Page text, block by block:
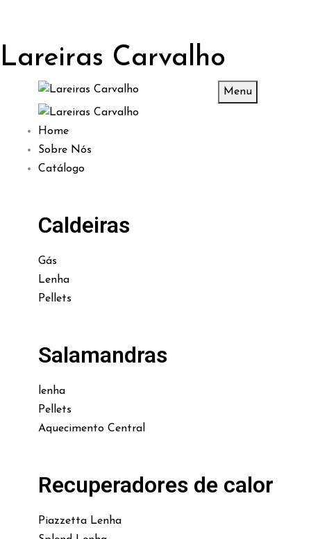
Lareiras Carvalho
Menu
Home
Sobre Nós
Catálogo
Caldeiras
Gás
Lenha
Pellets
Salamandras
lenha
Pellets
Aquecimento Central
Recuperadores de calor
Piazzetta Lenha